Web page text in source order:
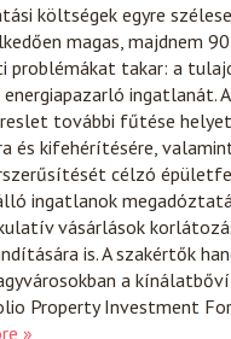
költségek egyre
magas, majdnem
problémákat takar: a
ingatlanát.
további fűtése
és kifehérítésére,
célzó
ingatlanok
vásárlások
is. A szakértők
a
Property Investment
»